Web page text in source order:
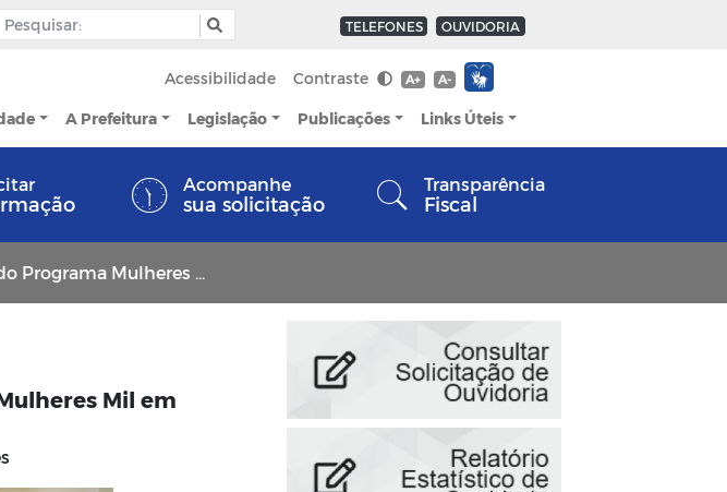
TELEFONES OUVIDORIA
Acessibilidade Contraste A+ A-
A Prefeitura Legislação Publicações Links Úteis
Acompanhe
sua solicitação
Transparência
Fiscal
Mil em parceria com a UFPB
Mil em